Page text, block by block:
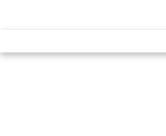
स्टार इन्नोभेसन एण्ड रिसर्च सेन्टर